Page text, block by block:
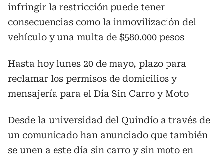
infringir la restricción puede tener
consecuencias como la inmovilización del
vehículo y una multa de $580.000 pesos
Hasta hoy lunes 20 de mayo, plazo para
reclamar los permisos de domicilios y
mensajería para el Día Sin Carro y Moto
Desde la universidad del Quindío a través de
un comunicado han anunciado que también
se unen a este día sin carro y sin moto en